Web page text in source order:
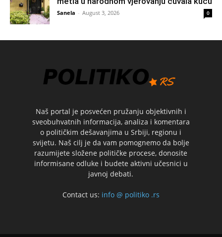
Sanela - August 3, 2026 0
Naš portal je posvećen pružanju objektivnih i
sveobuhvatnih informacija, analiza i komentara
o političkim dešavanjima u Srbiji, regionu i
svijetu. Naš cilj je da vam pomognemo da bolje
razumijete složene političke procese, donosite
informisane odluke i budete aktivni učesnici u
javnoj debati.
Contact us: info @ politiko .rs